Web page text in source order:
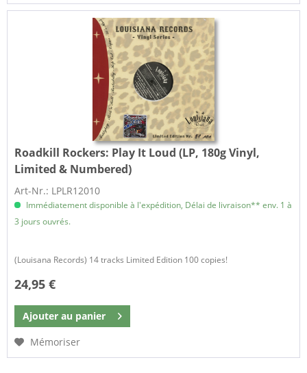
Roadkill Rockers: Play It Loud (LP, 180g Vinyl,
Limited & Numbered)
Art-Nr.: LPLR12010
Immédiatement disponible à l'expédition, Délai de livraison** env. 1 à
3 jours ouvrés.
(Louisana Records) 14 tracks Limited Edition 100 copies!
24,95 €
Ajouter au panier
Mémoriser